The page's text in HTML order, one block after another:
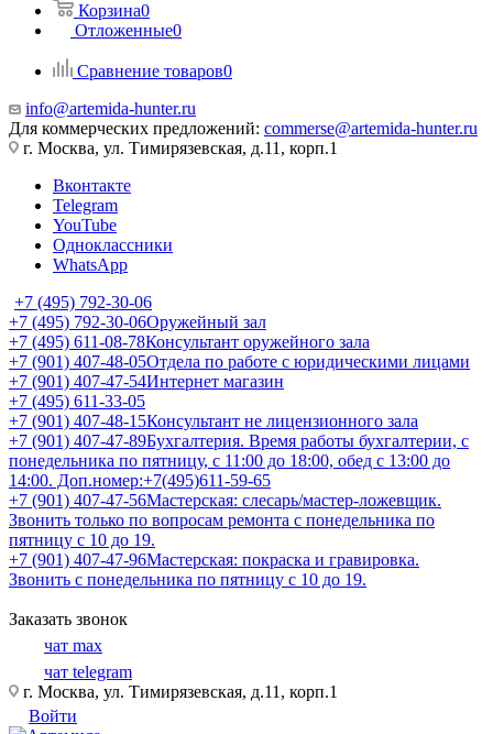
Корзина0
Отложенные0
Сравнение товаров0
info@artemida-hunter.ru
Для коммерческих предложений: commerse@artemida-hunter.ru
г. Москва, ул. Тимирязевская, д.11, корп.1
Вконтакте
Telegram
YouTube
Одноклассники
WhatsApp
+7 (495) 792-30-06
+7 (495) 792-30-06Оружейный зал
+7 (495) 611-08-78Консультант оружейного зала
+7 (901) 407-48-05Отдела по работе с юридическими лицами
+7 (901) 407-47-54Интернет магазин
+7 (495) 611-33-05
+7 (901) 407-48-15Консультант не лицензионного зала
+7 (901) 407-47-89Бухгалтерия. Время работы бухгалтерии, с
понедельника по пятницу, с 11:00 до 18:00, обед с 13:00 до
14:00. Доп.номер:+7(495)611-59-65
+7 (901) 407-47-56Мастерская: слесарь/мастер-ложевщик.
Звонить только по вопросам ремонта с понедельника по
пятницу с 10 до 19.
+7 (901) 407-47-96Мастерская: покраска и гравировка.
Звонить с понедельника по пятницу с 10 до 19.
Заказать звонок
чат max
чат telegram
г. Москва, ул. Тимирязевская, д.11, корп.1
Войти